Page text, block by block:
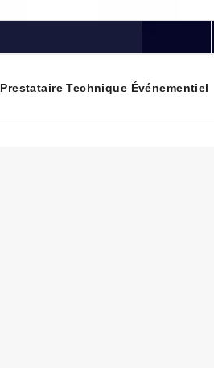
Prestataire Technique Événementiel